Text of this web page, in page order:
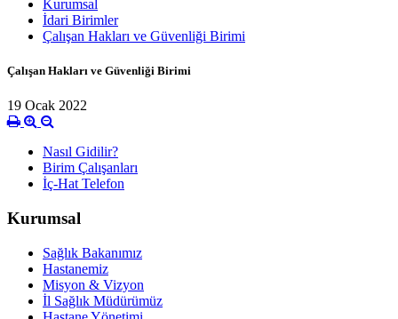
Kurumsal
İdari Birimler
Çalışan Hakları ve Güvenliği Birimi
Çalışan Hakları ve Güvenliği Birimi
19 Ocak 2022
Nasıl Gidilir?
Birim Çalışanları
İç-Hat Telefon
Kurumsal
Sağlık Bakanımız
Hastanemiz
Misyon & Vizyon
İl Sağlık Müdürümüz